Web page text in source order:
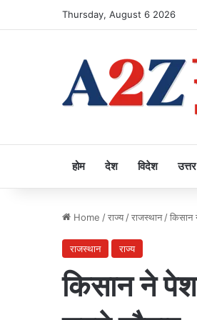
Thursday, August 6 2026
होम देश विदेश
Home /राज्य /राजस्थान /किसान
राजस्थान राज्य
किसान ने